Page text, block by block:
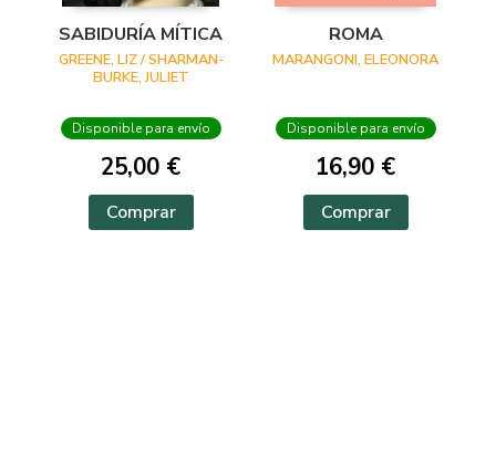
SABIDURÍA MÍTICA
GREENE, LIZ / SHARMAN-
BURKE, JULIET
Disponible para envío
25,00 €
Comprar
ROMA
MARANGONI, ELEONORA
Disponible para envío
16,90 €
Comprar